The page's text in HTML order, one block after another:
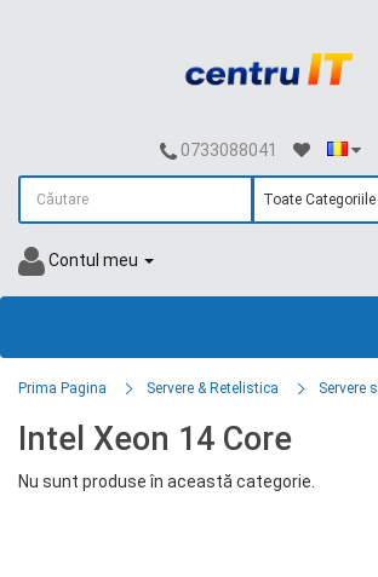
0733088041
Contul meu
Prima Pagina Servere & Retelistica Servere
Intel Xeon 14 Core
Nu sunt produse în această categorie.